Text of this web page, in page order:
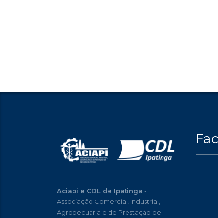
Aciapi e CDL de Ipatinga -
Associação Comercial, Industrial,
Agropecuária e de Prestação de